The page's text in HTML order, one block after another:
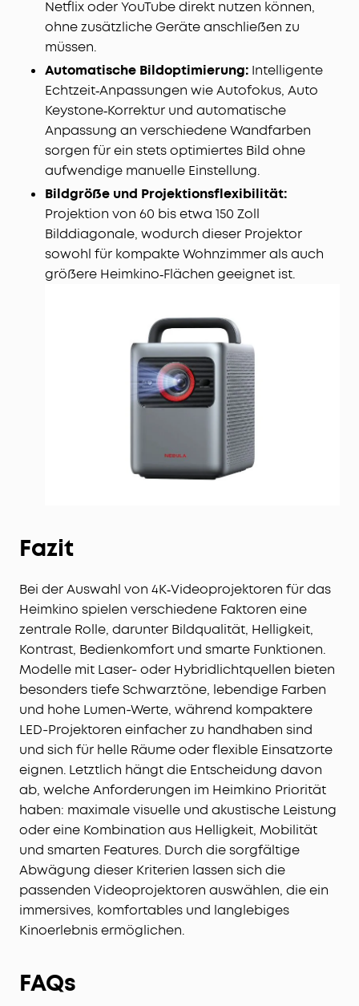
Netflix oder YouTube direkt nutzen können,
ohne zusätzliche Geräte anschließen zu
müssen.
Automatische Bildoptimierung: Intelligente
Echtzeit‑Anpassungen wie Autofokus, Auto
Keystone‑Korrektur und automatische
Anpassung an verschiedene Wandfarben
sorgen für ein stets optimiertes Bild ohne
aufwendige manuelle Einstellung.
Bildgröße und Projektionsflexibilität:
Projektion von 60 bis etwa 150 Zoll
Bilddiagonale, wodurch dieser Projektor
sowohl für kompakte Wohnzimmer als auch
größere Heimkino‑Flächen geeignet ist.
Fazit
Bei der Auswahl von 4K‑Videoprojektoren für das
Heimkino spielen verschiedene Faktoren eine
zentrale Rolle, darunter Bildqualität, Helligkeit,
Kontrast, Bedienkomfort und smarte Funktionen.
Modelle mit Laser- oder Hybridlichtquellen bieten
besonders tiefe Schwarztöne, lebendige Farben
und hohe Lumen-Werte, während kompaktere
LED-Projektoren einfacher zu handhaben sind
und sich für helle Räume oder flexible Einsatzorte
eignen. Letztlich hängt die Entscheidung davon
ab, welche Anforderungen im Heimkino Priorität
haben: maximale visuelle und akustische Leistung
oder eine Kombination aus Helligkeit, Mobilität
und smarten Features. Durch die sorgfältige
Abwägung dieser Kriterien lassen sich die
passenden Videoprojektoren auswählen, die ein
immersives, komfortables und langlebiges
Kinoerlebnis ermöglichen.
FAQs